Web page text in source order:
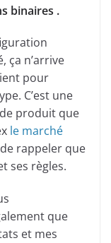
binaires .
ça n’arrive
pour
C’est une
produit que
le marché
rappeler que
ses règles.
que
et mes